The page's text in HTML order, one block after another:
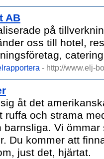
AB
på
oss till hotel,
- http://www.elj-
åt det
ruffa och strama
barnsliga. Vi
Du kommer att
just det, hjärtat.